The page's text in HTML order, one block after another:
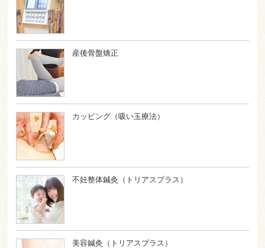
産後骨盤矯正
カッピング（吸い玉療法）
不妊整体鍼灸（トリアスプラス）
美容鍼灸（トリアスプラス）